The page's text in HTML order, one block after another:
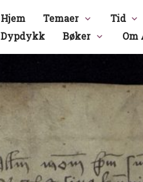
Hjem Temaer
Tid
Dypdykk
Bøker